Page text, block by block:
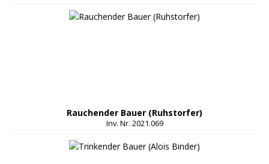
Rauchender Bauer (Ruhstorfer)
Inv. Nr. 2021.069